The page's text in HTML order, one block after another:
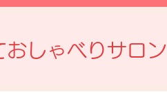
しゃべりサロン